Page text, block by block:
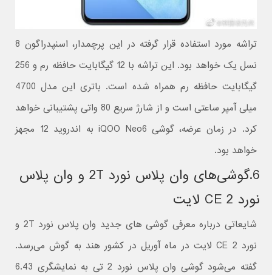
تراشه مورد استفاده قرار گرفته در این پرچمدار، اسنپدراگون 8
نسل یک خواهد بود. این تراشه با 12 گیگابایت حافظه رم و 256
گیگابایت حافظه رم همراه شده است. باتری این مدل 4700
میلی آمپر ساعتی است و از شارژ سریع 80 واتی پشتیبانی خواهد
کرد. در زمان عرضه، گوشی iQOO Neo6 به اندروید 12 مجهز
خواهد بود.
6.گوشی‌های وان پلاس نورد 2T و وان پلاس
نورد CE 2 لایت
شایعاتی درباره معرفی گوشی های جدید وان پلاس نورد 2T و
نورد CE 2 لایت در ماه آوریل در کشور هند به گوش می‌رسد.
گفته می‌شود گوشی وان پلاس نورد 2 تی به نمایشگری 6.43